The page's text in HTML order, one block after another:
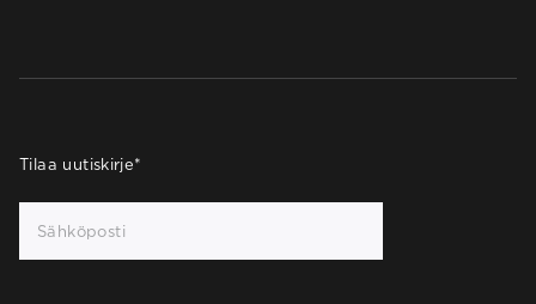
Tilaa uutiskirje*